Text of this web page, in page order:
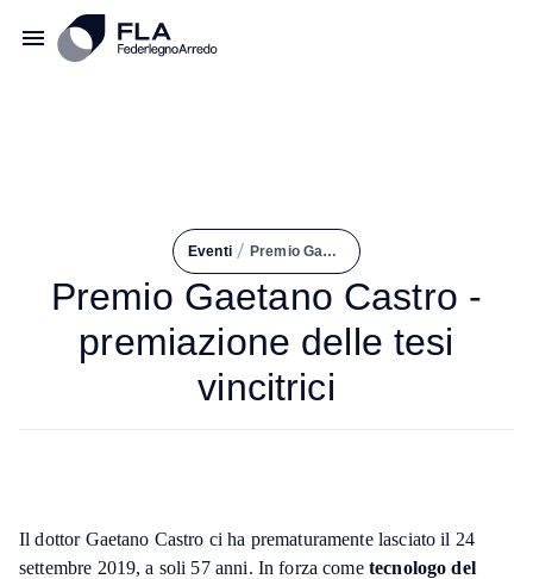
Eventi / Premio Gaetano Castro - Premiazione Delle Tesi Vincitrici
Premio Gaetano Castro -
premiazione delle tesi
vincitrici
Il dottor Gaetano Castro ci ha prematuramente lasciato il 24
settembre 2019, a soli 57 anni. In forza come tecnologo del